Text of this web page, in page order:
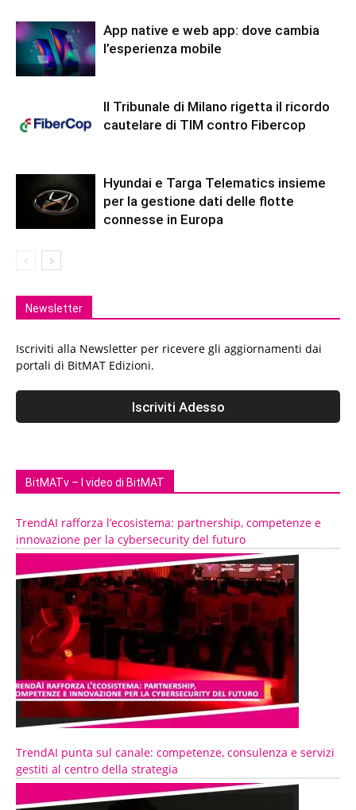
App native e web app: dove cambia
l’esperienza mobile
Il Tribunale di Milano rigetta il ricordo
cautelare di TIM contro Fibercop
Hyundai e Targa Telematics insieme
per la gestione dati delle flotte
connesse in Europa
Newsletter
Iscriviti alla Newsletter per ricevere gli aggiornamenti dai
portali di BitMAT Edizioni.
BitMATv – I video di BitMAT
TrendAI rafforza l’ecosistema: partnership, competenze e
innovazione per la cybersecurity del futuro
TrendAI punta sul canale: competenze, consulenza e servizi
gestiti al centro della strategia